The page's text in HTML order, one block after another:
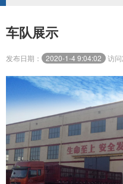
车队展示
发布日期： 2020-1-4 9:04:02 访问